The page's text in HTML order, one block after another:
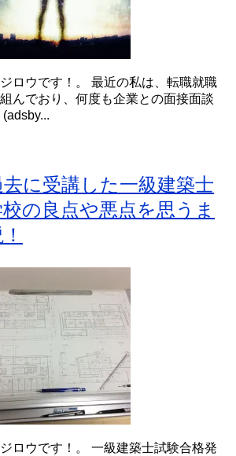
ロウです！。 最近の私は、転職就職
んでおり、何度も企業との面接面談
に受講した一級建築士
の良点や悪点を思うま
ロウです！。 一級建築士試験合格発